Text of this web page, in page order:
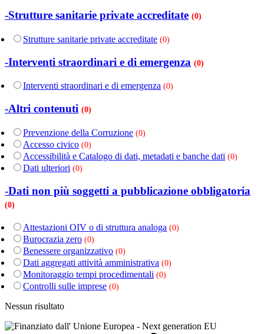
-Strutture sanitarie private accreditate (0)
Strutture sanitarie private accreditate (0)
-Interventi straordinari e di emergenza (0)
Interventi straordinari e di emergenza (0)
-Altri contenuti (0)
Prevenzione della Corruzione (0)
Accesso civico (0)
Accessibilità e Catalogo di dati, metadati e banche dati (0)
Dati ulteriori (0)
-Dati non più soggetti a pubblicazione obbligatoria
(0)
Attestazioni OIV o di struttura analoga (0)
Burocrazia zero (0)
Benessere organizzativo (0)
Dati aggregati attività amministrativa (0)
Monitoraggio tempi procedimentali (0)
Controlli sulle imprese (0)
Nessun risultato